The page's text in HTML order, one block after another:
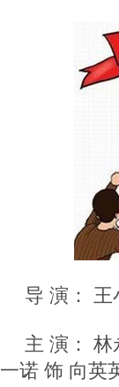
导 演： 王
主 演：
一诺 饰 向英